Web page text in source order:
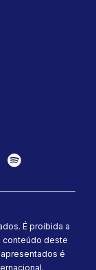
É proibida a
conteúdo deste
é